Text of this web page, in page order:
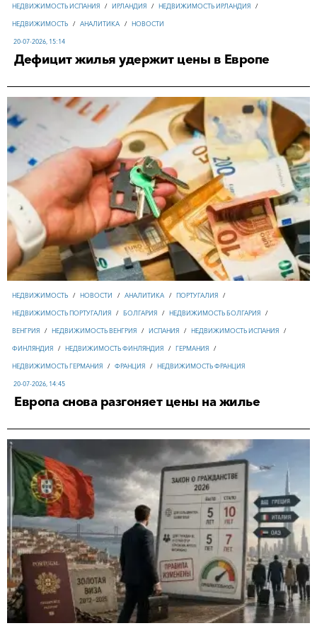
НЕДВИЖИМОСТЬ ИСПАНИЯ / ИРЛАНДИЯ / НЕДВИЖИМОСТЬ ИРЛАНДИЯ /
НЕДВИЖИМОСТЬ / АНАЛИТИКА / НОВОСТИ
20-07-2026, 15:14
Дефицит жилья удержит цены в Европе
НЕДВИЖИМОСТЬ / НОВОСТИ / АНАЛИТИКА / ПОРТУГАЛИЯ /
НЕДВИЖИМОСТЬ ПОРТУГАЛИЯ / БОЛГАРИЯ / НЕДВИЖИМОСТЬ БОЛГАРИЯ /
ВЕНГРИЯ / НЕДВИЖИМОСТЬ ВЕНГРИЯ / ИСПАНИЯ / НЕДВИЖИМОСТЬ ИСПАНИЯ /
ФИНЛЯНДИЯ / НЕДВИЖИМОСТЬ ФИНЛЯНДИЯ / ГЕРМАНИЯ /
НЕДВИЖИМОСТЬ ГЕРМАНИЯ / ФРАНЦИЯ / НЕДВИЖИМОСТЬ ФРАНЦИЯ
20-07-2026, 14:45
Европа снова разгоняет цены на жилье